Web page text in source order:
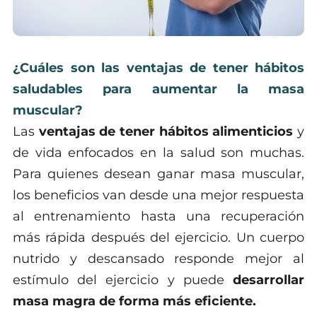
¿Cuáles son las ventajas de tener hábitos
saludables para aumentar la masa
muscular?
Las ventajas de tener hábitos alimenticios y
de vida enfocados en la salud son muchas.
Para quienes desean ganar masa muscular,
los beneficios van desde una mejor respuesta
al entrenamiento hasta una recuperación
más rápida después del ejercicio. Un cuerpo
nutrido y descansado responde mejor al
estímulo del ejercicio y puede desarrollar
masa magra de forma más eficiente.